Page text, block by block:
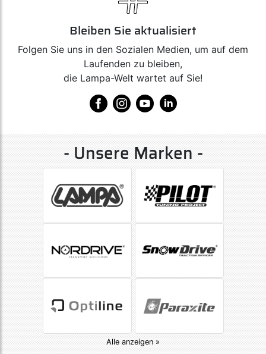
Bleiben Sie aktualisiert
Folgen Sie uns in den Sozialen Medien, um auf dem
Laufenden zu bleiben,
die Lampa-Welt wartet auf Sie!
- Unsere Marken -
Alle anzeigen »